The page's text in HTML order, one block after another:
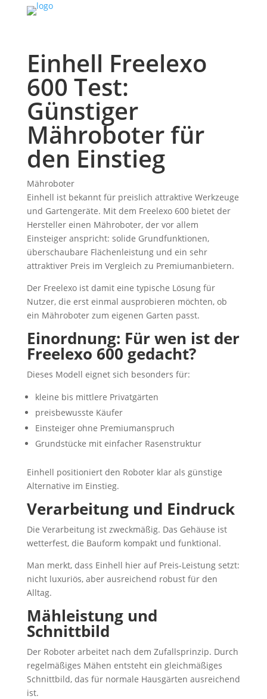
Einhell Freelexo
600 Test:
Günstiger
Mähroboter für
den Einstieg
Mähroboter
Einhell ist bekannt für preislich attraktive Werkzeuge
und Gartengeräte. Mit dem Freelexo 600 bietet der
Hersteller einen Mähroboter, der vor allem
Einsteiger anspricht: solide Grundfunktionen,
überschaubare Flächenleistung und ein sehr
attraktiver Preis im Vergleich zu Premiumanbietern.
Der Freelexo ist damit eine typische Lösung für
Nutzer, die erst einmal ausprobieren möchten, ob
ein Mähroboter zum eigenen Garten passt.
Einordnung: Für wen ist der
Freelexo 600 gedacht?
Dieses Modell eignet sich besonders für:
kleine bis mittlere Privatgärten
preisbewusste Käufer
Einsteiger ohne Premiumanspruch
Grundstücke mit einfacher Rasenstruktur
Einhell positioniert den Roboter klar als günstige
Alternative im Einstieg.
Verarbeitung und Eindruck
Die Verarbeitung ist zweckmäßig. Das Gehäuse ist
wetterfest, die Bauform kompakt und funktional.
Man merkt, dass Einhell hier auf Preis-Leistung setzt:
nicht luxuriös, aber ausreichend robust für den
Alltag.
Mähleistung und
Schnittbild
Der Roboter arbeitet nach dem Zufallsprinzip. Durch
regelmäßiges Mähen entsteht ein gleichmäßiges
Schnittbild, das für normale Hausgärten ausreichend
ist.